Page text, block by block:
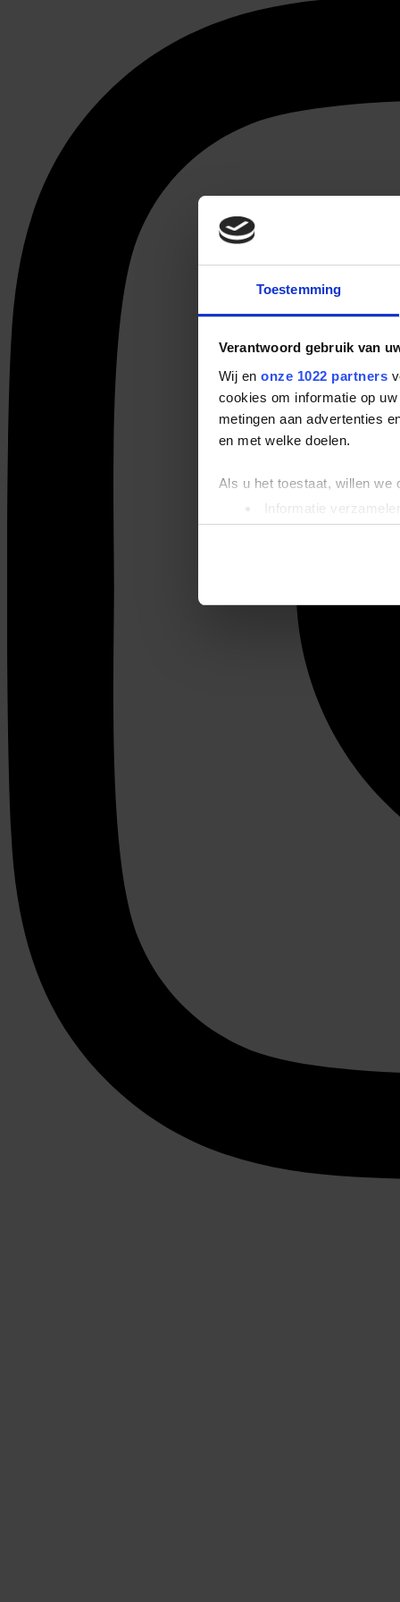
Toestemming
Verantwoord gebruik van
Wij en onze 1022 partners
cookies om informatie op
metingen aan advertenties
en met welke doelen.
Als u het toestaat, willen we
Informatie
Uw apparaat
Lees meer over hoe uw
We gebruiken cookies om
websiteverkeer te
media, adverteren en
verstrekt of die ze hebben